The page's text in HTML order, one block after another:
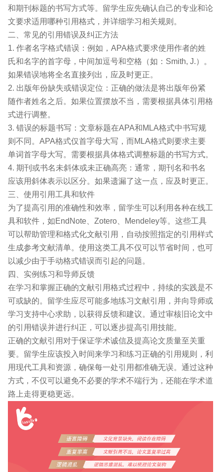
和期刊标题的书写方式等。留学生应先确认自己的专业和论
文要求适用哪种引用格式，并详细学习相关规则。
二、常见的引用错误及纠正方法
1. 作者名字格式错误：例如，APA格式要求使用作者的姓
氏和名字的首字母，中间加逗号和空格（如：Smith, J.）。
如果错误地将全名直接列出，应及时更正。
2. 出版年份缺失或错误定位：正确的做法是将出版年份紧
随作者姓名之后。如果位置摆放不当，需要根据具体引用格
式进行调整。
3. 错误的标题书写：文章标题在APA和MLA格式中书写规
则不同。APA格式仅首字母大写，而MLA格式则要求主要
单词首字母大写。需要根据具体格式调整标题的书写方式。
4. 期刊或书名未斜体或未正确高亮：通常，期刊名和书名
应该用斜体表示以区分。如果遗漏了这一点，应及时更正。
三、使用引用工具和软件
为了提高引用的准确性和效率，留学生可以利用各种在线工
具和软件，如EndNote、Zotero、Mendeley等。这些工具
可以帮助管理和格式化文献引用，自动按照指定的引用样式
生成参考文献清单。使用这类工具不仅可以节省时间，也可
以减少由于手动格式错误而引起的问题。
四、实例练习和导师反馈
在学习和掌握正确的文献引用格式过程中，持续的实践是不
可或缺的。留学生应尽可能多地练习文献引用，并向导师或
学习支持中心求助，以获得反馈和建议。通过审核旧论文中
的引用错误并进行纠正，可以逐步提高引用技能。
正确的文献引用对于保证学术诚信及提高论文质量至关重
要。留学生应该投入时间来学习和练习正确的引用规则，利
用现代工具和资源，确保每一处引用都准确无误。通过这种
方式，不仅可以避免不必要的学术不端行为，还能在学术道
路上走得更稳更远。